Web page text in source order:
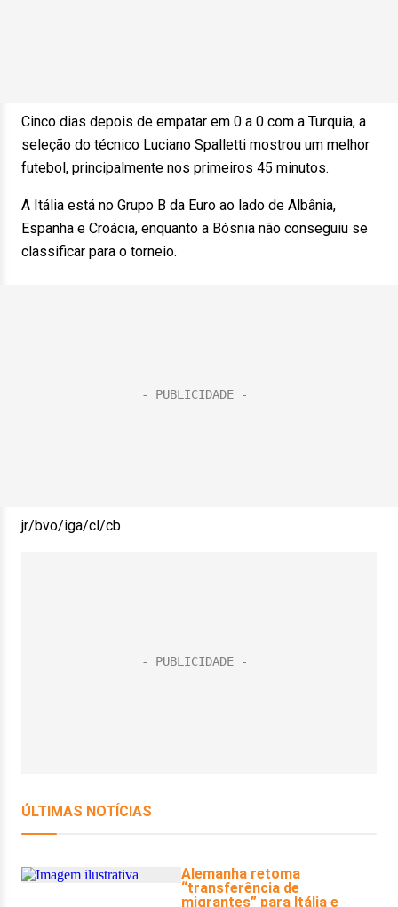
Cinco dias depois de empatar em 0 a 0 com a Turquia, a
seleção do técnico Luciano Spalletti mostrou um melhor
futebol, principalmente nos primeiros 45 minutos.
A Itália está no Grupo B da Euro ao lado de Albânia,
Espanha e Croácia, enquanto a Bósnia não conseguiu se
classificar para o torneio.
jr/bvo/iga/cl/cb